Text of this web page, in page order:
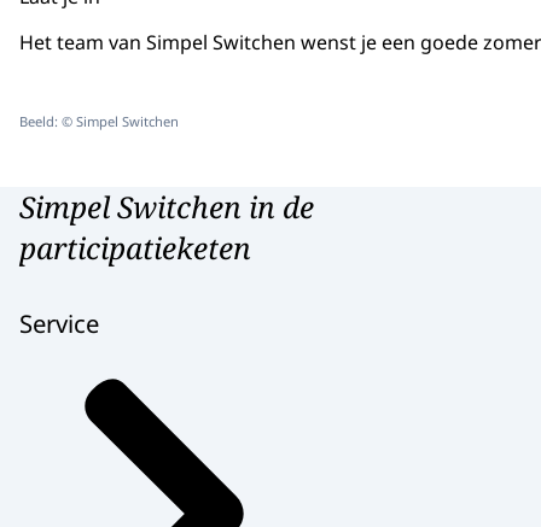
Het team van Simpel Switchen wenst je een goede
Beeld: © Simpel Switchen
Simpel Switchen in de
participatieketen
Service